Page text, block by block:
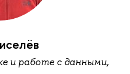
и работе с данными,